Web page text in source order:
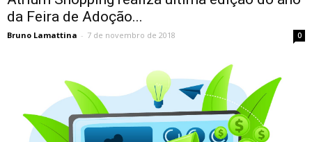
da Feira de Adoção...
Bruno Lamattina - 7 de novembro de 2018 0